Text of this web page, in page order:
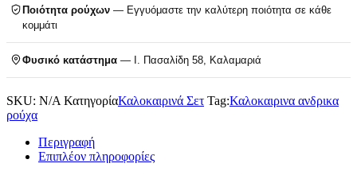
Ποιότητα ρούχων — Εγγυόμαστε την καλύτερη ποιότητα σε κάθε
κομμάτι
Φυσικό κατάστημα — Ι. Πασαλίδη 58, Καλαμαριά
SKU: N/A ΚατηγορίαΚαλοκαιρινά Σετ Tag:Καλοκαιρινα ανδρικα
ρούχα
Περιγραφή
Επιπλέον πληροφορίες